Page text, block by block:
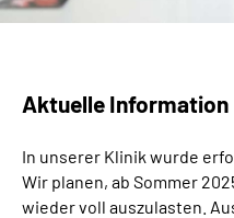
Aktuelle Information
In unserer Klinik wurde
Wir planen, ab Sommer
wieder voll auszulasten.